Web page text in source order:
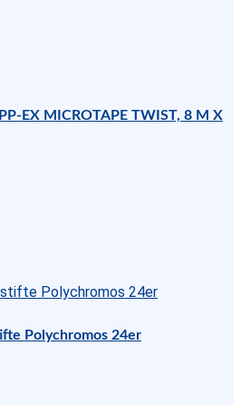
EX MICROTAPE TWIST, 8 M X
Polychromos 24er